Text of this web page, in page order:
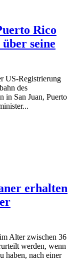
Rico
seine
US-Registrierung
des
in San Juan, Puerto
erhalten
Alter zwischen 36
werden, wenn
haben, nach einer